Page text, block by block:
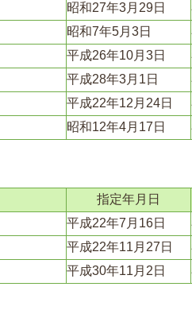
昭和27年3月29日
昭和7年5月3日
平成26年10月3日
平成28年3月1日
平成22年12月24日
昭和12年4月17日
指定年月日
平成22年7月16日
平成22年11月27日
平成30年11月2日